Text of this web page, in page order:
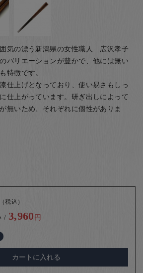
気の漂う新潟県の女性職人 広沢孝子
バリエーションが豊かで、他には無い
特徴です。
仕上げとなっており、使い易さもしっ
仕上がっています。研ぎ出しによって
無いため、それぞれに個性がありま
（税込）
/ 3,960円
カートに入れる